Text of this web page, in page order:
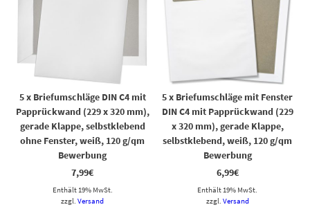
5 x Briefumschläge DIN C4 mit
Papprückwand (229 x 320 mm),
gerade Klappe, selbstklebend
ohne Fenster, weiß, 120 g/qm
Bewerbung
7,99€
Enthält 19% MwSt.
zzgl.Versand
5 x Briefumschläge mit Fenster
DIN C4 mit Papprückwand (229
x 320 mm), gerade Klappe,
selbstklebend, weiß, 120 g/qm
Bewerbung
6,99€
Enthält 19% MwSt.
zzgl. Versand